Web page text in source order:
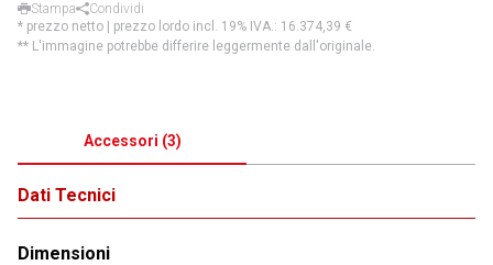
Stampa
Condividi
* prezzo netto | prezzo lordo incl. 19% IVA.: 16.374,39 €
** L'immagine potrebbe differire leggermente dall'originale.
Accessori (3)
Dati Tecnici
Dimensioni